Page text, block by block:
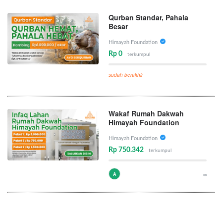
Qurban Standar, Pahala
Besar
Himayah Foundation
Rp 0 terkumpul
sudah berakhir
Wakaf Rumah Dakwah
Himayah Foundation
Himayah Foundation
Rp 750.342 terkumpul
A ∞